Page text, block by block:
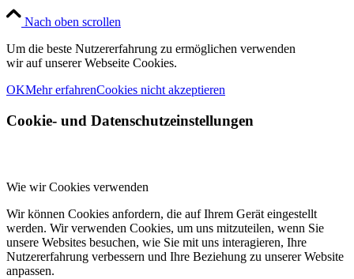
Nach oben scrollen
Um die beste Nutzererfahrung zu ermöglichen verwenden
wir auf unserer Webseite Cookies.
OKMehr erfahrenCookies nicht akzeptieren
Cookie- und Datenschutzeinstellungen
Wie wir Cookies verwenden
Wir können Cookies anfordern, die auf Ihrem Gerät eingestellt
werden. Wir verwenden Cookies, um uns mitzuteilen, wenn Sie
unsere Websites besuchen, wie Sie mit uns interagieren, Ihre
Nutzererfahrung verbessern und Ihre Beziehung zu unserer Website
anpassen.